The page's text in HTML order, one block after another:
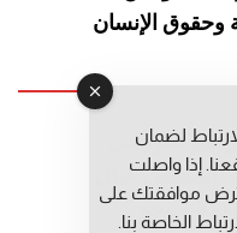
وحقوق الإنسان
التوراني
المعطي قبال
حوحو
لضمان
إذا واصلت
موافقتك على
الخاصة بنا.